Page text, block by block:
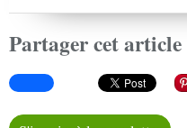
Partager cet article